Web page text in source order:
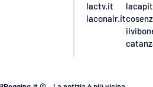
lactv.it
laconair.it